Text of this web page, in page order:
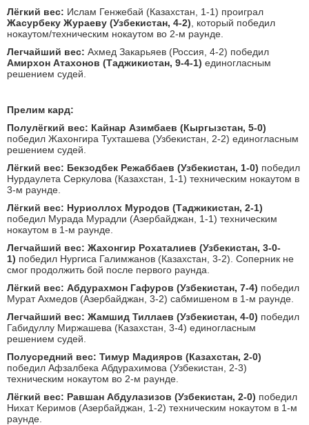
Лёгкий вес: Ислам Генжебай (Казахстан, 1-1) проиграл
Жасурбеку Жураеву (Узбекистан, 4-2) , который победил
нокаутом/техническим нокаутом во 2-м раунде.
Легчайший вес: Ахмед Закарьяев (Россия, 4-2) победил
Амирхон Атахонов (Таджикистан, 9-4-1) единогласным
решением судей.
Прелим кард:
Полулёгкий вес: Кайнар Азимбаев (Кыргызстан, 5-0)
победил Жахонгира Тухташева (Узбекистан, 2-2) единогласным
решением судей.
Лёгкий вес: Бекзодбек Режаббаев (Узбекистан, 1-0) победил
Нурдаулета Серкулова (Казахстан, 1-1) техническим нокаутом в
3-м раунде.
Лёгкий вес: Нуриоллох Муродов (Таджикистан, 2-1)
победил Мурада Мурадли (Азербайджан, 1-1) техническим
нокаутом в 1-м раунде.
Легчайший вес: Жахонгир Рохаталиев (Узбекистан, 3-0-
1) победил Нургиса Галимжанов (Казахстан, 3-2). Соперник не
смог продолжить бой после первого раунда.
Лёгкий вес: Абдурахмон Гафуров (Узбекистан, 7-4) победил
Мурат Ахмедов (Азербайджан, 3-2) сабмишеном в 1-м раунде.
Легчайший вес: Жамшид Тиллаев (Узбекистан, 4-0) победил
Габидуллу Миржашева (Казахстан, 3-4) единогласным
решением судей.
Полусредний вес: Тимур Мадияров (Казахстан, 2-0)
победил Афзалбека Абдурахимова (Узбекистан, 2-3)
техническим нокаутом во 2-м раунде.
Лёгкий вес: Равшан Абдулазизов (Узбекистан, 2-0) победил
Нихат Керимов (Азербайджан, 1-2) техническим нокаутом в 1-м
раунде.